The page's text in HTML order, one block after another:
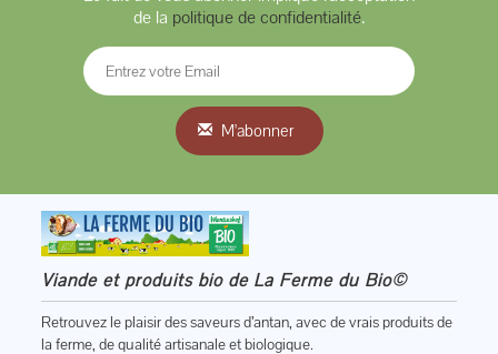
de la politique de confidentialité.
M'abonner
Viande et produits bio de La Ferme du Bio©
Retrouvez le plaisir des saveurs d’antan, avec de vrais produits de
la ferme, de qualité artisanale et biologique.